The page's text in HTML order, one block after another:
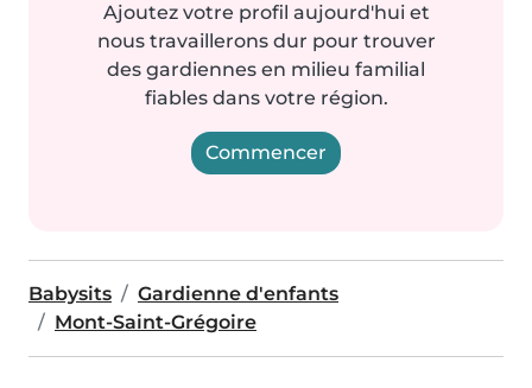
Ajoutez votre profil aujourd'hui et
nous travaillerons dur pour trouver
des gardiennes en milieu familial
fiables dans votre région.
Commencer
Babysits
Gardienne d'enfants
Mont-Saint-Grégoire